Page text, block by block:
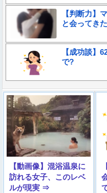
【判断力】
と会ってき
【成功談】
で?
【動画像】混浴温泉に
訪れる女子、このレベ
ルが現実 ⇒